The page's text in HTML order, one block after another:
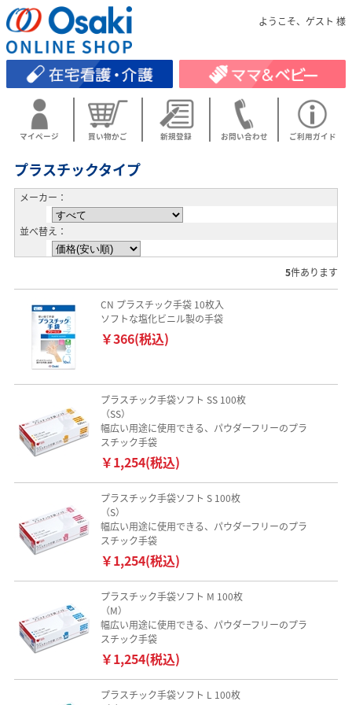
ようこそ、ゲスト 様
マイページ 買い物かご 新規登録 お問い合わせ ご利用ガイド
プラスチックタイプ
メーカー：
並べ替え：
5件あります
CN プラスチック手袋 10枚入
ソフトな塩化ビニル製の手袋
￥366(税込)
プラスチック手袋ソフト SS 100枚
（SS）
幅広い用途に使用できる、パウダーフリーのプラ
スチック手袋
￥1,254(税込)
プラスチック手袋ソフト S 100枚
（S）
幅広い用途に使用できる、パウダーフリーのプラ
スチック手袋
￥1,254(税込)
プラスチック手袋ソフト M 100枚
（M）
幅広い用途に使用できる、パウダーフリーのプラ
スチック手袋
￥1,254(税込)
プラスチック手袋ソフト L 100枚